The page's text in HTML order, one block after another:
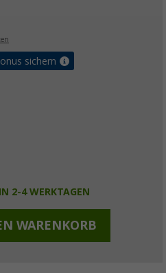
sichern
2-4 WERKTAGEN
WARENKORB